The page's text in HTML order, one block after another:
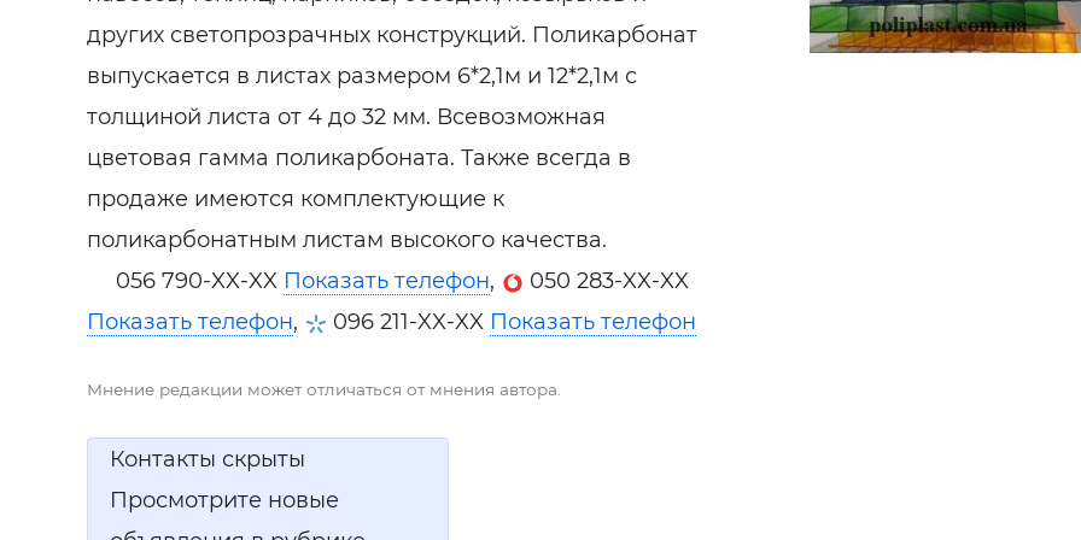
Строительная химия
Кирпич, цемент,
щебень и др.
Строительные, ремонтные
услуги
других светопрозрачных конструкций. Поликарбонат
выпускается в листах размером 6*2,1м и 12*2,1м с
толщиной листа от 4 до 32 мм. Всевозможная
цветовая гамма поликарбоната. Также всегда в
продаже имеются комплектующие к
поликарбонатным листам высокого качества.
056 790-XX-XX Показать телефон,
050 283-XX-XX
Показать телефон, 096 211-XX-XX Показать телефон
Мнение редакции может отличаться от мнения автора.
Контакты скрыты
Просмотрите новые